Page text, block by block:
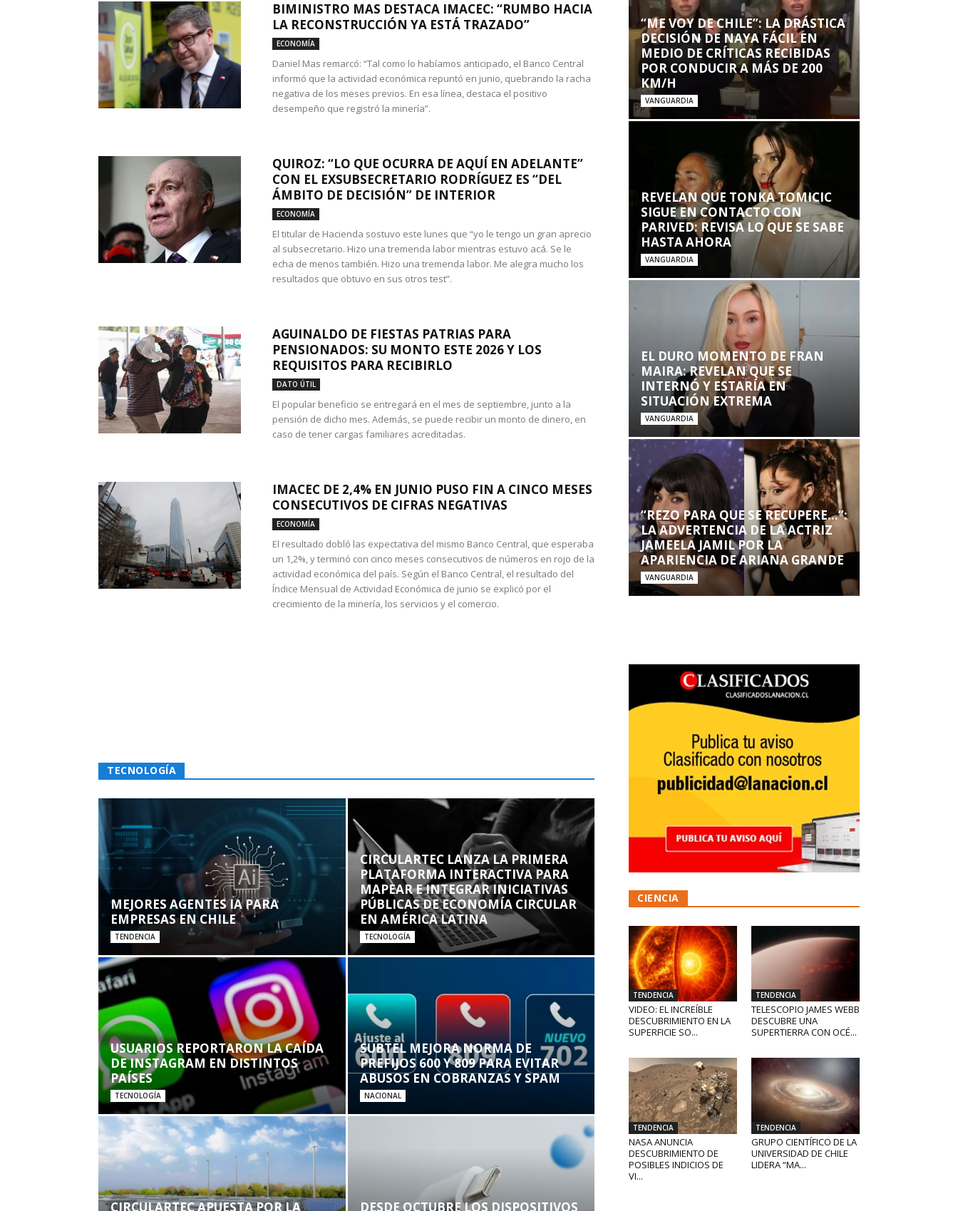
BIMINISTRO MAS DESTACA IMACEC: “RUMBO HACIA
LA RECONSTRUCCIÓN YA ESTÁ TRAZADO”
ECONOMÍA
Daniel Mas remarcó: “Tal como lo habíamos anticipado, el Banco Central
informó que la actividad económica repuntó en junio, quebrando la racha
negativa de los meses previos. En esa línea, destaca el positivo
desempeño que registró la minería”.
QUIROZ: “LO QUE OCURRA DE AQUÍ EN ADELANTE”
CON EL EXSUBSECRETARIO RODRÍGUEZ ES “DEL
ÁMBITO DE DECISIÓN” DE INTERIOR
ECONOMÍA
El titular de Hacienda sostuvo este lunes que “yo le tengo un gran aprecio
al subsecretario. Hizo una tremenda labor mientras estuvo acá. Se le
echa de menos también. Hizo una tremenda labor. Me alegra mucho los
resultados que obtuvo en sus otros test”.
AGUINALDO DE FIESTAS PATRIAS PARA
PENSIONADOS: SU MONTO ESTE 2026 Y LOS
REQUISITOS PARA RECIBIRLO
DATO ÚTIL
El popular beneficio se entregará en el mes de septiembre, junto a la
pensión de dicho mes. Además, se puede recibir un monto de dinero, en
caso de tener cargas familiares acreditadas.
IMACEC DE 2,4% EN JUNIO PUSO FIN A CINCO MESES
CONSECUTIVOS DE CIFRAS NEGATIVAS
ECONOMÍA
El resultado dobló las expectativa del mismo Banco Central, que esperaba
un 1,2%, y terminó con cinco meses consecutivos de números en rojo de la
actividad económica del país. Según el Banco Central, el resultado del
Índice Mensual de Actividad Económica de junio se explicó por el
crecimiento de la minería, los servicios y el comercio.
TECNOLOGÍA
MEJORES AGENTES IA PARA
EMPRESAS EN CHILE
TENDENCIA
CIRCULARTEC LANZA LA PRIMERA
PLATAFORMA INTERACTIVA PARA
MAPEAR E INTEGRAR INICIATIVAS
PÚBLICAS DE ECONOMÍA CIRCULAR
EN AMÉRICA LATINA
TECNOLOGÍA
USUARIOS REPORTARON LA CAÍDA
DE INSTAGRAM EN DISTINTOS
PAÍSES
TECNOLOGÍA
SUBTEL MEJORA NORMA DE
PREFIJOS 600 Y 809 PARA EVITAR
ABUSOS EN COBRANZAS Y SPAM
NACIONAL
CIRCULARTEC APUESTA POR LA DESDE OCTUBRE LOS DISPOSITIVOS
“ME VOY DE CHILE”: LA DRÁSTICA
DECISIÓN DE NAYA FÁCIL EN
MEDIO DE CRÍTICAS RECIBIDAS
POR CONDUCIR A MÁS DE 200
KM/H
VANGUARDIA
REVELAN QUE TONKA TOMICIC
SIGUE EN CONTACTO CON
PARIVED: REVISA LO QUE SE SABE
HASTA AHORA
VANGUARDIA
EL DURO MOMENTO DE FRAN
MAIRA: REVELAN QUE SE
INTERNÓ Y ESTARÍA EN
SITUACIÓN EXTREMA
VANGUARDIA
“REZO PARA QUE SE RECUPERE…”:
LA ADVERTENCIA DE LA ACTRIZ
JAMEELA JAMIL POR LA
APARIENCIA DE ARIANA GRANDE
VANGUARDIA
CIENCIA
TENDENCIA
VIDEO: EL INCREÍBLE
DESCUBRIMIENTO EN LA
SUPERFICIE SO...
TENDENCIA
TELESCOPIO JAMES WEBB
DESCUBRE UNA
SUPERTIERRA CON OCÉ...
TENDENCIA
NASA ANUNCIA
DESCUBRIMIENTO DE
POSIBLES INDICIOS DE
VI...
TENDENCIA
GRUPO CIENTÍFICO DE LA
UNIVERSIDAD DE CHILE
LIDERA “MA...